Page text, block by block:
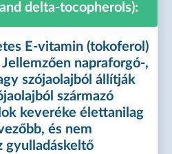
delta-tocopherols):
E-vitamin (tokoferol)
napraforgó-,
szójaolajból állítják
származó
keveréke élettanilag
és nem
gyulladáskeltő